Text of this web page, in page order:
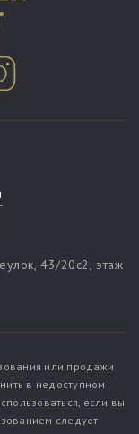
43/20c2, этаж
или продажи
в недоступном
если вы
следует